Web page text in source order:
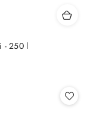
- 250 l